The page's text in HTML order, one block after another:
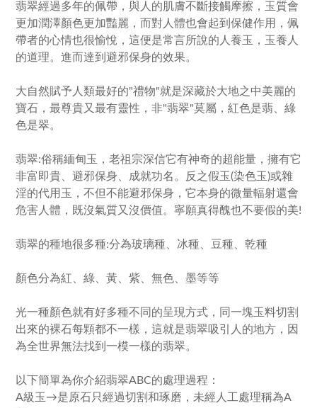
翡翠經過多年的佩帶，與人的肌膚不斷接觸摩擦，玉質會
更加潤澤顏色更加豔麗，而對人體也會起到保健作用，佩
帶者的心情也很愉悅，這便是常言所說的人養玉，玉養人
的道理。進而達到避邪保身的效果。
大自然賦予人類最好的"禮物"就是深藏於大地之中美麗的
寶石，最尊貴又最有靈性，非"翡翠"莫屬，紅色是翡、綠
色是翠。
翡翠:俗稱緬甸玉，老祖宗深信它有神奇的超能量，擁有它
非富即貴、避邪保身、成就功名。反之假玉(染色玉)或雜
淫的代用玉，不但不能避邪保身，它本身的微量輻射還會
危害人體，既沒氣質又沒價值。寧願真得醜也不要假的美!
翡翠的種地很多種:分為玻璃種、冰種、豆種、乾種
顏色分為紅、綠、黃、紫、無色、墨等等
光一種顏色就有好多種不同的呈現方式，同一塊玉料切割
出來的裸石每顆都不一樣，這就是翡翠吸引人的地方，因
為全世界無法找到一模一樣的翡翠。
以下簡單為你介紹翡翠ABC的處理過程：
A級玉→是原石只經過切割和琢磨，未經人工處理稱為A